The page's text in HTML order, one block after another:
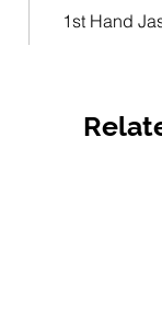
1st Hand